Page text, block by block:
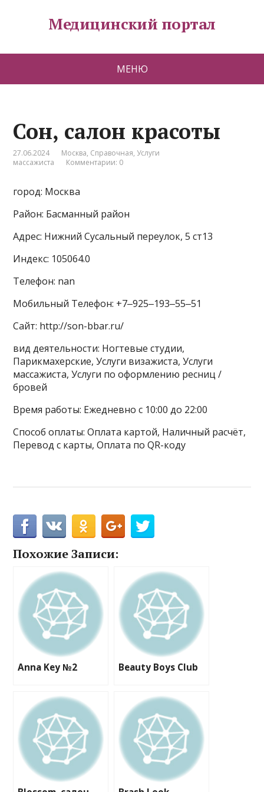
Медицинский портал
МЕНЮ
Сон, салон красоты
27.06.2024 Москва, Справочная, Услуги
массажиста
Комментарии: 0
город: Москва
Район: Басманный район
Адрес: Нижний Сусальный переулок, 5 ст13
Индекс: 105064.0
Телефон: nan
Мобильный Телефон: +7‒925‒193‒55‒51
Сайт: http://son-bbar.ru/
вид деятельности: Ногтевые студии,
Парикмахерские, Услуги визажиста, Услуги
массажиста, Услуги по оформлению ресниц /
бровей
Время работы: Ежедневно с 10:00 до 22:00
Способ оплаты: Оплата картой, Наличный расчёт,
Перевод с карты, Оплата по QR-коду
Похожие Записи:
Anna Key №2 Beauty Boys Club